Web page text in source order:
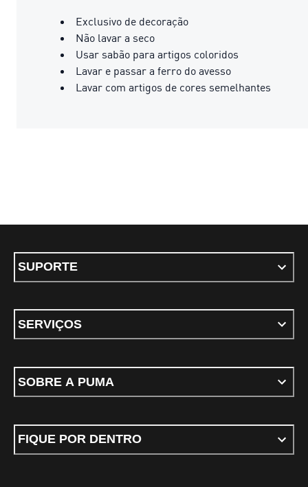
Exclusivo de decoração
Não lavar a seco
Usar sabão para artigos coloridos
Lavar e passar a ferro do avesso
Lavar com artigos de cores semelhantes
SUPORTE
SERVIÇOS
SOBRE A PUMA
FIQUE POR DENTRO